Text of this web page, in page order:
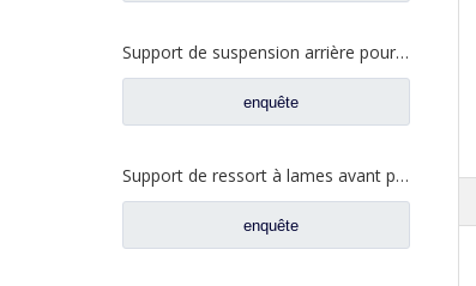
Support de suspension arrière pour pièces de rechange de camion Foton Auman H4101050027A0/H4101050028A0
enquête
Support de ressort à lames avant pour pièces de rechange de camion Foton Auman H010100000019R/H010100000018L
enquête